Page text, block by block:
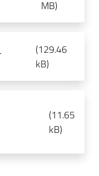
MB)
(129.46
kB)
(11.65
kB)